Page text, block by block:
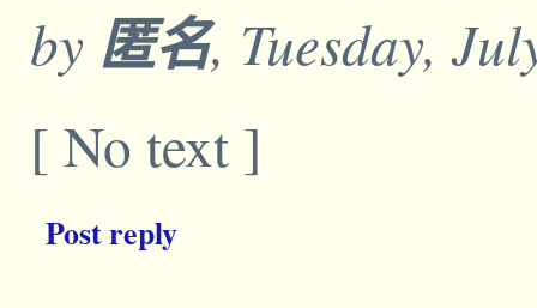
by 匿名, Tuesday,
[ No text ]
Post reply